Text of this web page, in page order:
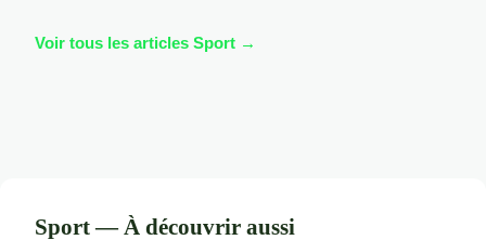
Voir tous les articles Sport →
Sport — À découvrir aussi